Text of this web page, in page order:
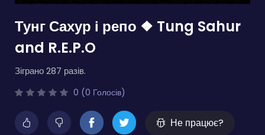
Тунг Сахур і репо ❖ Tung Sahur
and R.E.P.O
Зіграно 287 разів.
0 (0 Голосів)
Не працює?